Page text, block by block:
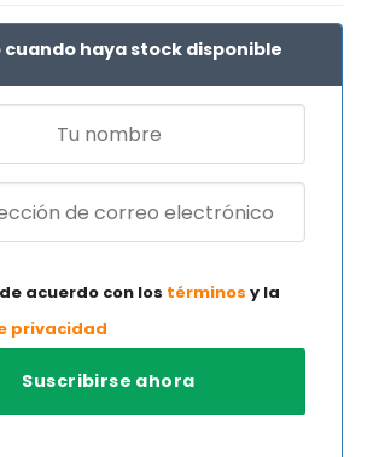
cuando haya stock disponible
acuerdo con los términos y la
privacidad